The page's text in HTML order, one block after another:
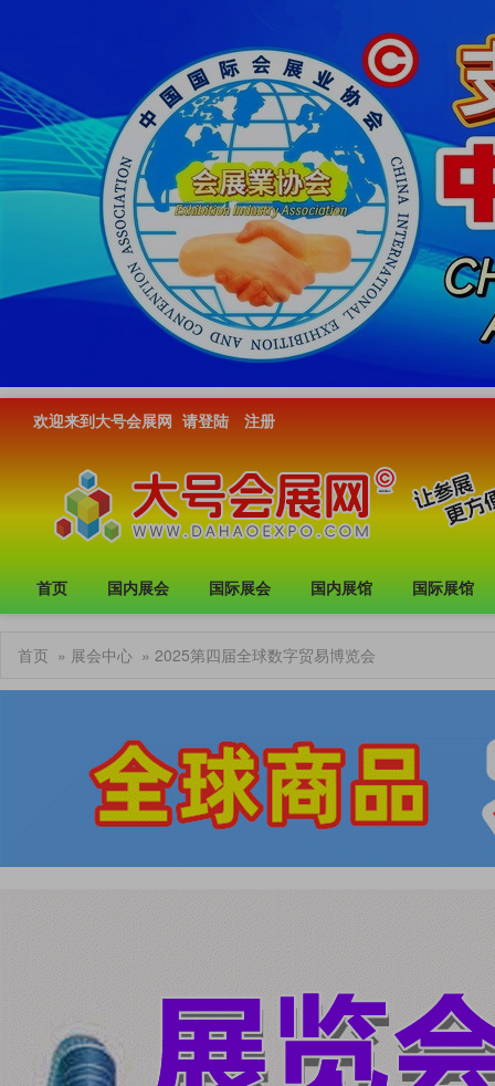
欢迎来到大号会展网 请登陆 注册
首页 国内展会 国际展会 国内展馆 国际展馆
首页 » 展会中心 » 2025第四届全球数字贸易博览会